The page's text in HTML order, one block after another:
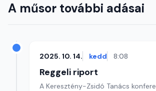
A műsor további adásai
2025. 10. 14. kedd 8:08
Reggeli riport
A Keresztény-Zsidó Tanács